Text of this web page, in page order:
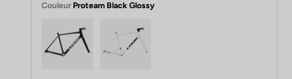
Couleur Proteam Black Glossy